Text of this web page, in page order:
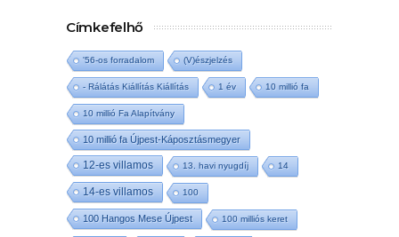
Címkefelhő
'56-os forradalom (V)észjelzés
- Rálátás Kiállítás Kiállítás 1 év 10 millió fa
10 millió Fa Alapítvány
10 millió fa Újpest-Káposztásmegyer
12-es villamos 13. havi nyugdíj 14
14-es villamos 100
100 Hangos Mese Újpest 100 milliós keret